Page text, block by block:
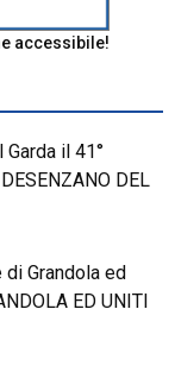
accessibile!
il 41°
DEL
Grandola ed
ED UNITI